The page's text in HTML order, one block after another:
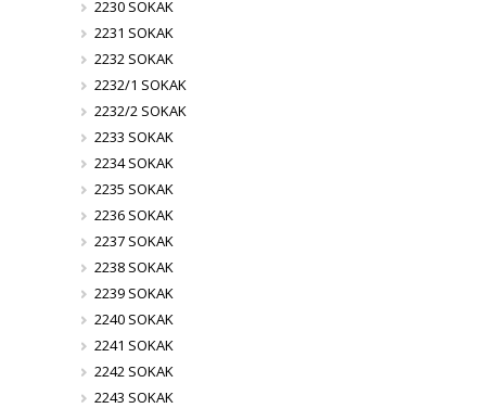
2230 SOKAK
2231 SOKAK
2232 SOKAK
2232/1 SOKAK
2232/2 SOKAK
2233 SOKAK
2234 SOKAK
2235 SOKAK
2236 SOKAK
2237 SOKAK
2238 SOKAK
2239 SOKAK
2240 SOKAK
2241 SOKAK
2242 SOKAK
2243 SOKAK